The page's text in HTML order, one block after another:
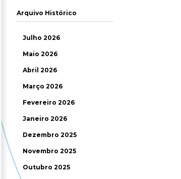
Arquivo Histórico
Julho 2026
Maio 2026
Abril 2026
Março 2026
Fevereiro 2026
Janeiro 2026
Dezembro 2025
Novembro 2025
Outubro 2025